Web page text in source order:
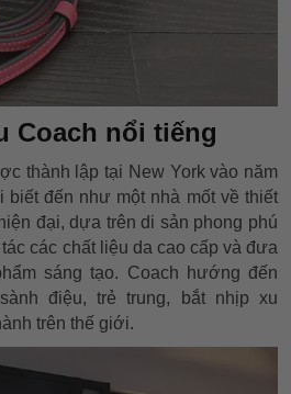
Coach nổi tiếng
thành lập tại New York vào năm
đến như một nhà mốt về thiết
đại, dựa trên di sản phong phú
các chất liệu da cao cấp và đưa
sáng tạo. Coach hướng đến
điệu, trẻ trung, bắt nhịp xu
trên thế giới.